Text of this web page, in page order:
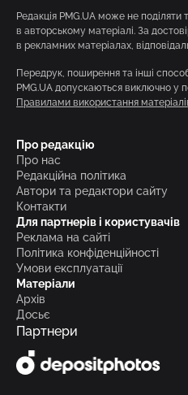
Редакція PMG.UA може не поділяти
в авторському матеріалі. За
в рекламних матеріалах,
Передрук, поширення та інші
PMG.UA допускаються виключно у
Правилами використання
Про редакцію
Про нас
Редакційна політика
Автори та редактори сайту
Контакти
Для партнерів і користувачів
Реклама на сайті
Політика конфіденційності
Умови експлуатації
Матеріали
Архів
Досьє
Партнери